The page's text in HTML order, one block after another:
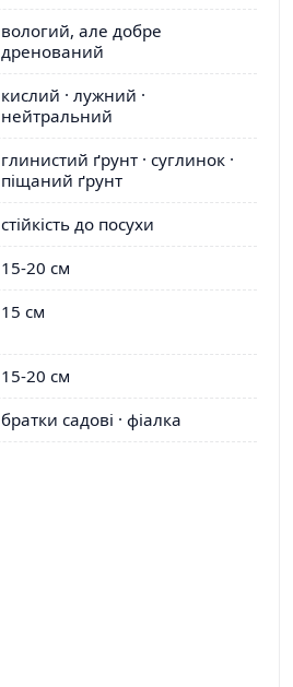
вологий, але добре
дренований
кислий · лужний ·
нейтральний
глинистий ґрунт · суглинок ·
піщаний ґрунт
стійкість до посухи
15-20 см
15 см
15-20 см
братки садові · фіалка